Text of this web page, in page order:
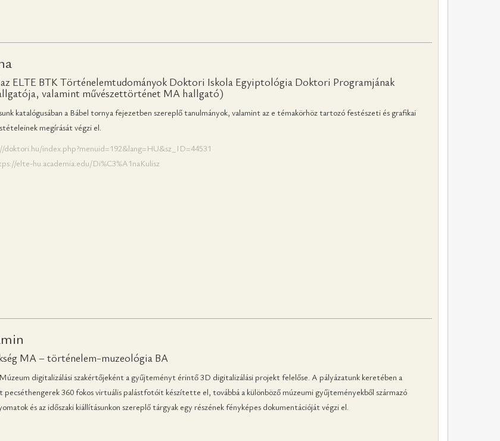
ELTE BTK Történelemtudományok Doktori Iskola Egyiptológia Doktori Programjának
valamint művészettörténet MA hallgató)
katalógusában a Bábel tornya fejezetben szereplő tanulmányok, valamint az e témakörhöz tartozó festészeti és grafikai
megírását végzi el.
doktori.hu/index.php?menuid=192&lang=HU&sz_ID=44531
elte-hu.academia.edu/Di%C3%A1naKulisz
MA – történelem-muzeológia BA
digitalizálási szakértőjeként a gyűjteményt érintő 3D digitalizálási projekt felelőse. A pályázatunk keretében a
pecséthengerek 360 fokos virtuális palástfotóit készítette el, továbbá a különböző múzeumi gyűjteményekből származó
és az időszaki kiállításunkon szereplő tárgyak egy részének fényképes dokumentációját végzi el.